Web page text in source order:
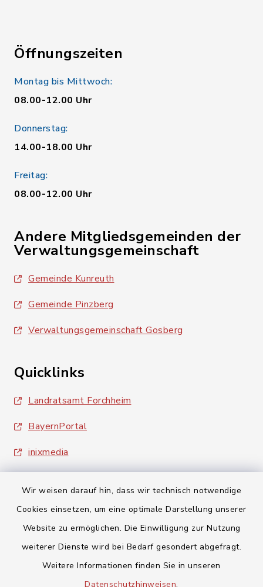
Wir weisen darauf hin, dass wir technisch notwendige
Cookies einsetzen, um eine optimale Darstellung unserer
Website zu ermöglichen. Die Einwilligung zur Nutzung
weiterer Dienste wird bei Bedarf gesondert abgefragt.
Weitere Informationen finden Sie in unseren
Datenschutzhinweisen.
Öffnungszeiten
Montag bis Mittwoch:
08.00-12.00 Uhr
Donnerstag:
14.00-18.00 Uhr
Freitag:
08.00-12.00 Uhr
Andere Mitgliedsgemeinden der
Verwaltungsgemeinschaft
Gemeinde Kunreuth
Gemeinde Pinzberg
Verwaltungsgemeinschaft Gosberg
Quicklinks
Landratsamt Forchheim
BayernPortal
inixmedia
Barrierefreiheit